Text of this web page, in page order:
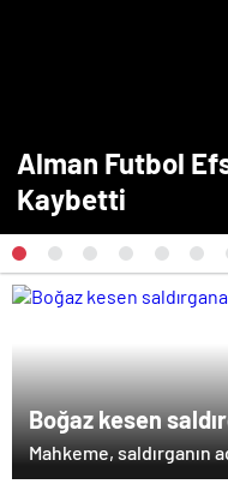
Alman Futbol
Kaybetti
Boğaz kesen
Mahkeme, saldırganın
suçundan dört yıl hapis